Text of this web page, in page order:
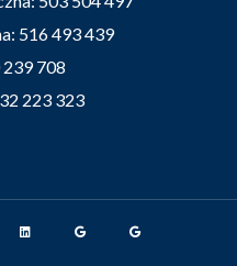
516 493 439
239 708
223 323